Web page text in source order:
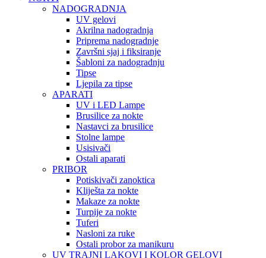
NADOGRADNJA
UV gelovi
Akrilna nadogradnja
Priprema nadogradnje
Završni sjaj i fiksiranje
Šabloni za nadogradnju
Tipse
Ljepila za tipse
APARATI
UV i LED Lampe
Brusilice za nokte
Nastavci za brusilice
Stolne lampe
Usisivači
Ostali aparati
PRIBOR
Potiskivači zanoktica
Kliješta za nokte
Makaze za nokte
Turpije za nokte
Tuferi
Nasloni za ruke
Ostali probor za manikuru
UV TRAJNI LAKOVI I KOLOR GELOVI